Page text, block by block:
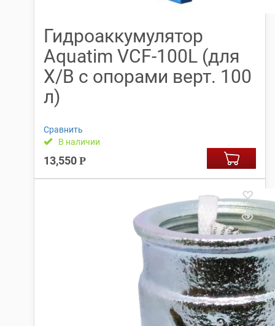
Гидроаккумулятор
Aquatim VCF-100L (для
Х/В с опорами верт. 100
л)
Сравнить
В наличии
13,550 Р